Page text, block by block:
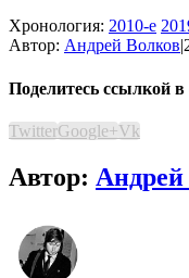
Хронология: 2010-е
Автор: Андрей Волков|
Поделитесь ссылкой
TwitterGoogle+Vk
Автор: